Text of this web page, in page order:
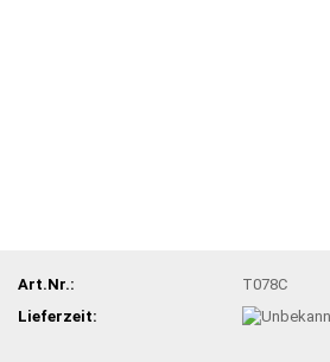
Art.Nr.:
T078C
Lieferzeit: